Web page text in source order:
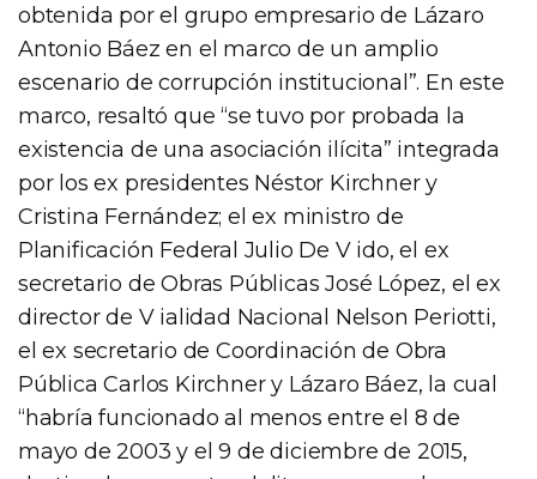
obtenida por el grupo empresario de Lázaro
Antonio Báez en el marco de un amplio
escenario de corrupción institucional”. En este
marco, resaltó que “se tuvo por probada la
existencia de una asociación ilícita” integrada
por los ex presidentes Néstor Kirchner y
Cristina Fernández; el ex ministro de
Planificación Federal Julio De V ido, el ex
secretario de Obras Públicas José López, el ex
director de V ialidad Nacional Nelson Periotti,
el ex secretario de Coordinación de Obra
Pública Carlos Kirchner y Lázaro Báez, la cual
“habría funcionado al menos entre el 8 de
mayo de 2003 y el 9 de diciembre de 2015,